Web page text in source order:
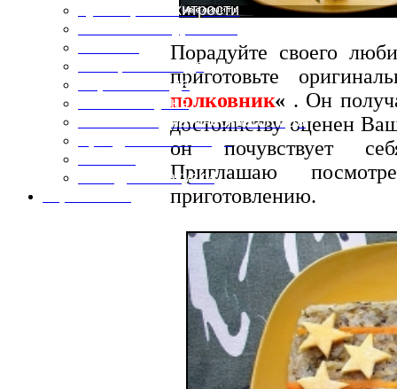
Кулинарные хитрости
Овощные блюда
Первые блюда
Полевая кухня
Постные и диетические блюда
Праздничные блюда
Холодные закуски
Порадуйте своего
приготовьте
полковник« . Он
достоинству оценен
он почувствует
Приглашаю
приготовлению.